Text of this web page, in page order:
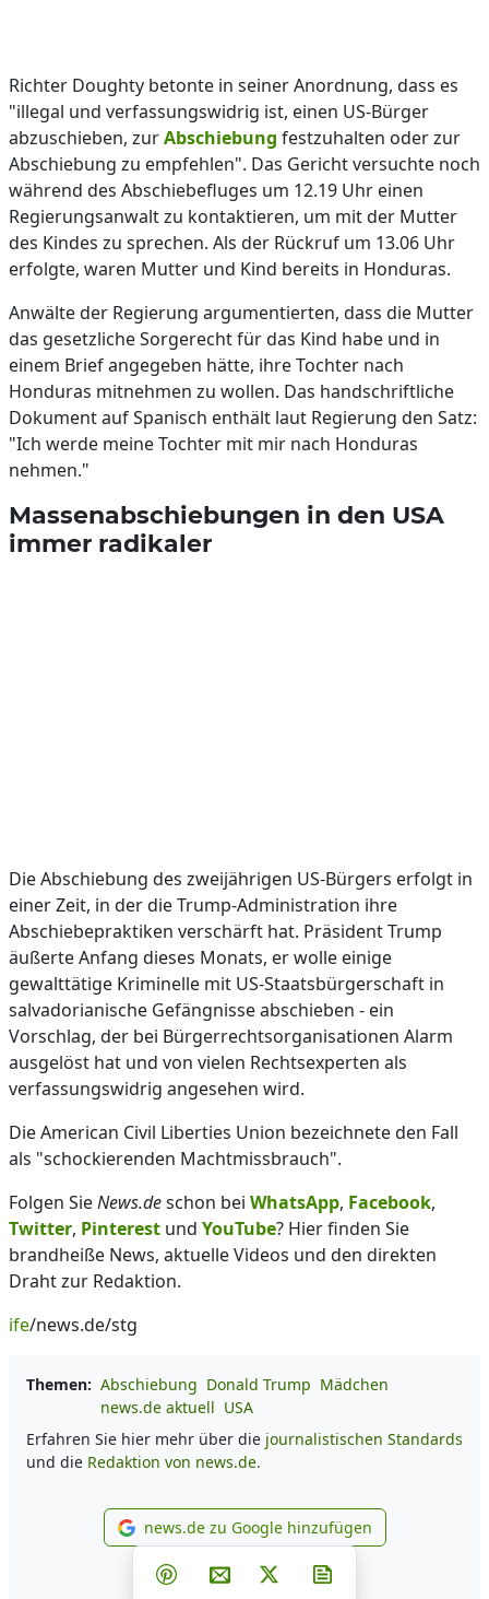
Richter Doughty betonte in seiner Anordnung, dass es
"illegal und verfassungswidrig ist, einen US-Bürger
abzuschieben, zurAbschiebung festzuhalten oder zur
Abschiebung zu empfehlen". Das Gericht versuchte noch
während des Abschiebefluges um 12.19 Uhr einen
Regierungsanwalt zu kontaktieren, um mit der Mutter
des Kindes zu sprechen. Als der Rückruf um 13.06 Uhr
erfolgte, waren Mutter und Kind bereits in Honduras.
Anwälte der Regierung argumentierten, dass die Mutter
das gesetzliche Sorgerecht für das Kind habe und in
einem Brief angegeben hätte, ihre Tochter nach
Honduras mitnehmen zu wollen. Das handschriftliche
Dokument auf Spanisch enthält laut Regierung den Satz:
"Ich werde meine Tochter mit mir nach Honduras
nehmen."
Massenabschiebungen in den USA
immer radikaler
Die Abschiebung des zweijährigen US-Bürgers erfolgt in
einer Zeit, in der die Trump-Administration ihre
Abschiebepraktiken verschärft hat. Präsident Trump
äußerte Anfang dieses Monats, er wolle einige
gewalttätige Kriminelle mit US-Staatsbürgerschaft in
salvadorianische Gefängnisse abschieben - ein
Vorschlag, der bei Bürgerrechtsorganisationen Alarm
ausgelöst hat und von vielen Rechtsexperten als
verfassungswidrig angesehen wird.
Die American Civil Liberties Union bezeichnete den Fall
als "schockierenden Machtmissbrauch".
Folgen SieNews.deschon bei WhatsApp, Facebook,
Twitter, Pinterest und YouTube? Hier finden Sie
brandheiße News, aktuelle Videos und den direkten
Draht zur Redaktion.
ife/news.de/stg
Themen: Abschiebung Donald Trump Mädchen
news.de aktuell USA
Erfahren Sie hier mehr über die journalistischen Standards
und die Redaktion von news.de.
news.de zu Google
news.de zu Google hinzufügen
Teilen auf Facebook
Teilen auf Whatsapp
Teilen auf Telegram
Teilen auf Pinterest
Per E-Mail teilen
Post auf X